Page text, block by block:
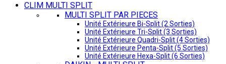
CLIM MULTI SPLIT
MULTI SPLIT PAR PIECES
Unité Extérieure Bi-Split (2 Sorties)
Unité Extérieure Tri-Split (3 Sorties)
Unité Extérieure Quadri-Split (4 Sorties)
Unité Extérieure Penta-Split (5 Sorties)
Unité Extérieure Hexa-Split (6 Sorties)